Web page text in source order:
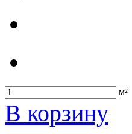
м²
В корзину